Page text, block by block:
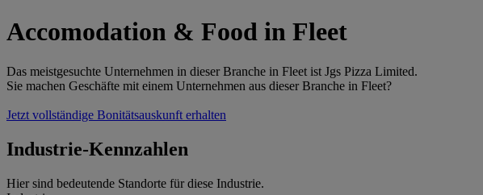
Accomodation & Food in Fleet
Das meistgesuchte Unternehmen in dieser Branche in Fleet ist Jgs Pizza Limited.
Sie machen Geschäfte mit einem Unternehmen aus dieser Branche in Fleet?
Jetzt vollständige Bonitätsauskunft erhalten
Industrie-Kennzahlen
Hier sind bedeutende Standorte für diese Industrie.